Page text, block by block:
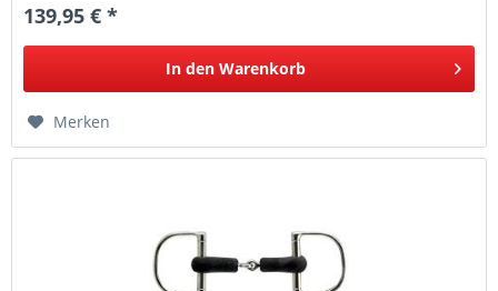
139,95 € *
In den Warenkorb
Merken